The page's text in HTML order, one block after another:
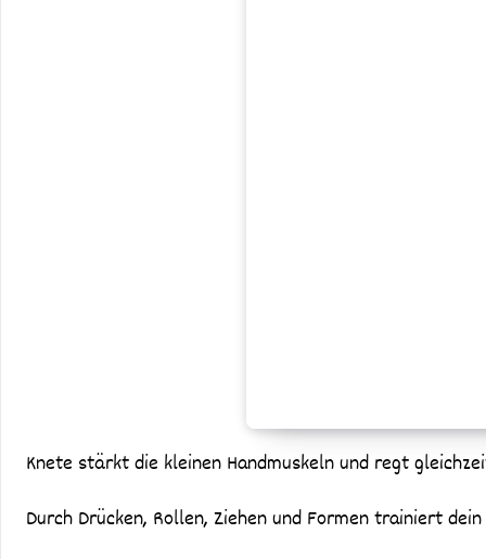
Knete stärkt die kleinen Handmuskeln und regt
Durch Drücken, Rollen, Ziehen und Formen trainiert dein